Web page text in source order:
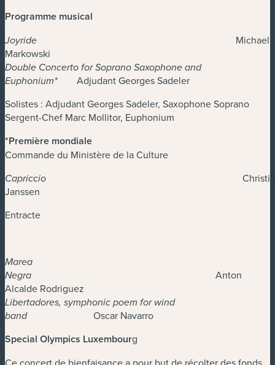
Programme musical
Joyride
Michael
Markowski
Double Concerto for Soprano Saxophone and
Euphonium*Adjudant Georges Sadeler
Solistes : Adjudant Georges Sadeler, Saxophone Soprano
Sergent-Chef Marc Mollitor, Euphonium
*Première mondiale
Commande du Ministère de la Culture
Capriccio
Janssen
Entracte
Marea
Negra
Anton
Alcalde Rodriguez
Libertadores, symphonic poem for wind
band
Oscar Navarro
Special Olympics Luxembourg